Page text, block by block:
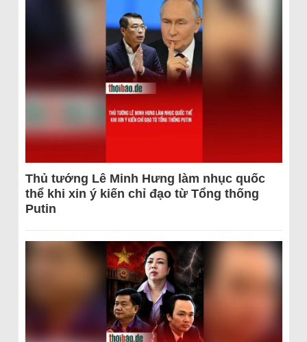
Thủ tướng Lê Minh Hưng làm nhục quốc
thể khi xin ý kiến chỉ đạo từ Tổng thống
Putin